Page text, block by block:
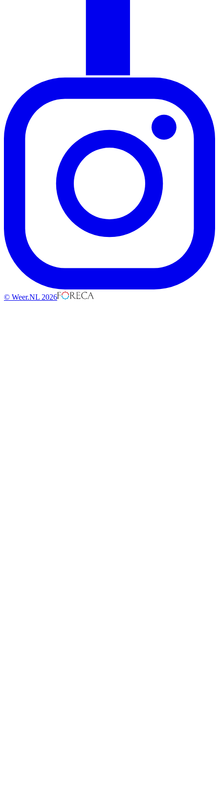
© Weer.NL 2026